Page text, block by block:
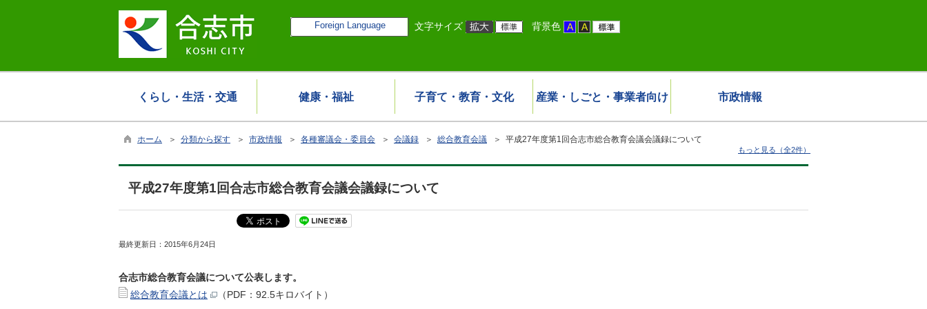
Foreign Language 文字サイズ 背景色
くらし・生活・交通 健康・福祉 子育て・教育・文化 産業・しごと・事業者向け 市政情報
ホーム ＞ 分類から探す ＞ 市政情報 ＞ 各種審議会・委員会 ＞ 会議録 ＞ 総合教育会議 ＞ 平成27年度第1回合志市総合教育会議会議録について
もっと見る（全2件）
平成27年度第1回合志市総合教育会議会議録について
最終更新日： 2015年6月24日
合志市総合教育会議について公表します。
総合教育会議とは
（PDF：92.5キロバイト）